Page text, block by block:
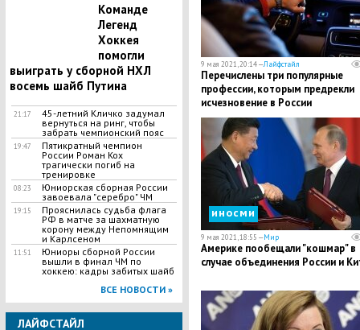
Команде
Легенд
Хоккея
помогли
выиграть у сборной НХЛ
восемь шайб Путина
21:17
45-летний Кличко задумал
вернуться на ринг, чтобы
забрать чемпионский пояс
19:47
Пятикратный чемпион
России Роман Кох
трагически погиб на
тренировке
08:23
Юниорская сборная России
завоевала "серебро" ЧМ
19:15
Прояснилась судьба флага
РФ в матче за шахматную
корону между Непомнящим
и Карлсеном
11:51
Юниоры сборной России
вышли в финал ЧМ по
хоккею: кадры забитых шайб
ВСЕ НОВОСТИ »
ЛАЙФСТАЙЛ
9 мая 2021, 20:14 —Лайфстайл
Перечислены три популярные
профессии, которым предрекли
исчезновение в России
иносми
9 мая 2021, 18:55 —Мир
Америке пообещали "кошмар" в
случае объединения России и